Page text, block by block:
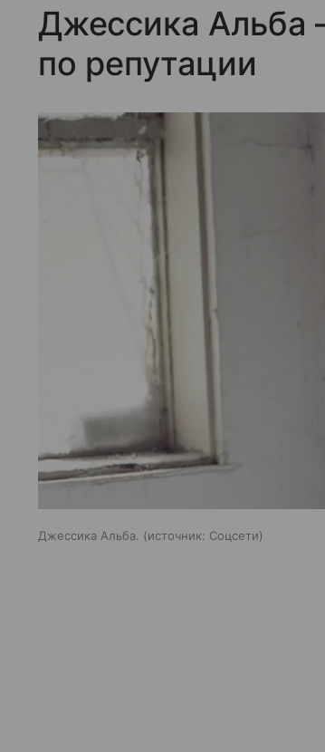
Джессика Альба
по репутации
Джессика Альба. источник: Соцсети